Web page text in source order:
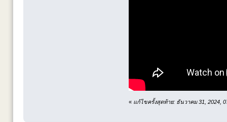
« แก้ไขครั้งสุดท้าย: ธันวาคม 31, 2024,